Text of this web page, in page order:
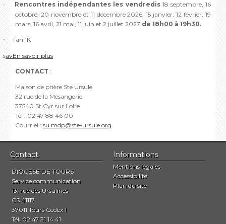
· Rencontres indépendantes les vendredis18 septembre, 16
octobre, 20 novembre et 11 décembre 2026, 15 janvier, 12 février, 19
mars, 16 avril, 21 mai, 11 juin et 2 juillet 2027 de 18h00 à 19h30.
· Tarif K
savEn savoir plus
CONTACT :
Maison de prière Ste Ursule
32 rue de la Mésangerie
37540 St Cyr sur Loire
Tél : 02 47 88 46 00
Courriel : su.mdp@ste-ursule.org
Contact
DIOCÈSE DE TOURS
Service communication
13, rue des Ursulines
CS 41117
37011 Tours Cedex 1
Tél. 02 47 31 14 41
Informations
Mentions légales
Accessibilité
Plan du site